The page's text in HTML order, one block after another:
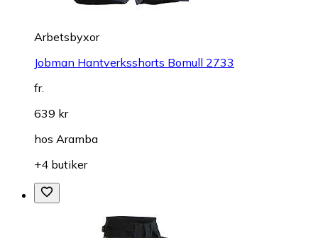
Arbetsbyxor
Jobman Hantverksshorts Bomull 2733
fr.
639 kr
hos Aramba
+4 butiker